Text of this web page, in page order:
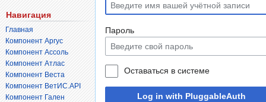
Пароль
Оставаться в системе
Log in with PluggableAuth
Навигация
Главная
Компонент Аргус
Компонент Ассоль
Компонент Атлас
Компонент Веста
Компонент ВетИС.API
Компонент Гален